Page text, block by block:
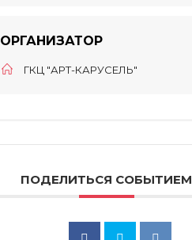
ОРГАНИЗАТОР
ГКЦ "АРТ-КАРУСЕЛЬ"
ПОДЕЛИТЬСЯ СОБЫТИЕМ